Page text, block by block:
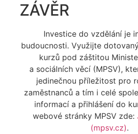
ZÁVĚR
Investice do vzdělání je
budoucnosti. Využijte
kurzů pod záštitou
a sociálních věcí (MPSV),
jedinečnou příležitost pro
zaměstnanců a tím i celé
informací a přihlášení do
webové stránky MPSV zde:
(mpsv.cz).